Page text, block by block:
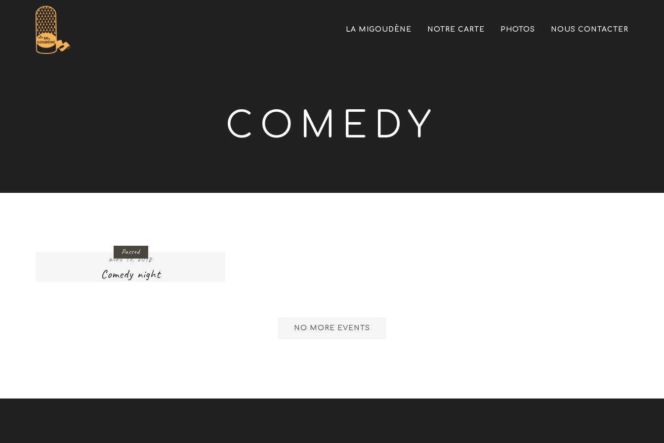
LA MIGOUDÈNE NOTRE CARTE PHOTOS NOUS CONTACTER
COMEDY
Passed
avril 17, 2018
Comedy night
NO MORE EVENTS